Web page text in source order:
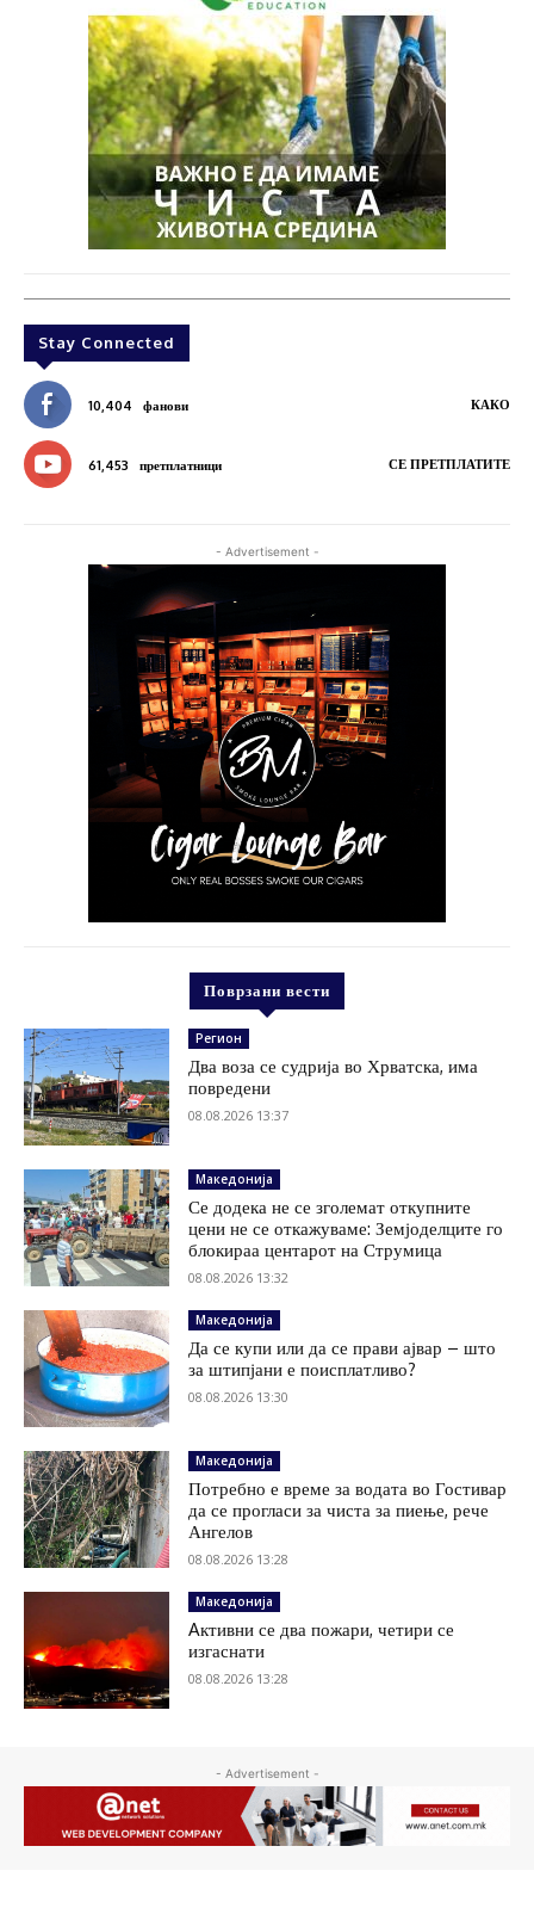
Stay Connected
10,404 фанови КАКО
61,453 претплатници СЕ ПРЕТПЛАТИТЕ
- Advertisement -
Поврзани вести
Регион
Два воза се судрија во Хрватска, има
повредени
08.08.2026 13:37
Македонија
Се додека не се зголемат откупните
цени не се откажуваме: Земјоделците го
блокираа центарот на Струмица
08.08.2026 13:32
Македонија
Да се купи или да се прави ајвар – што
за штипјани е поисплатливо?
08.08.2026 13:30
Македонија
Потребно е време за водата во Гостивар
да се прогласи за чиста за пиење, рече
Ангелов
08.08.2026 13:28
Македонија
Aктивни се два пожари, четири се
изгаснати
08.08.2026 13:28
- Advertisement -